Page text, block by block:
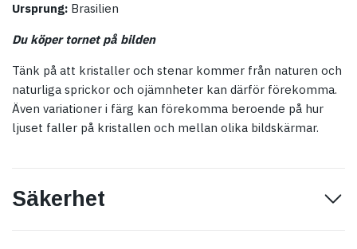
Ursprung: Brasilien
Du köper tornet på bilden
Tänk på att kristaller och stenar kommer från naturen och
naturliga sprickor och ojämnheter kan därför förekomma.
Även variationer i färg kan förekomma beroende på hur
ljuset faller på kristallen och mellan olika bildskärmar.
Säkerhet